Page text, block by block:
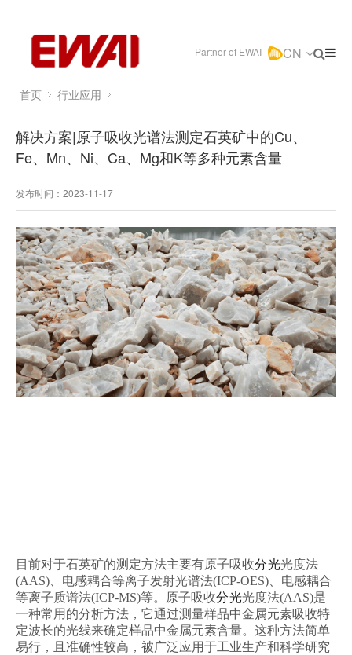
Partner of EWAI CN
首页 行业应用
解决方案|原子吸收光谱法测定石英矿中的Cu、
Fe、Mn、Ni、Ca、Mg和K等多种元素含量
发布时间：2023-11-17
目前对于石英矿的测定方法主要有原子吸收分光光度法
(AAS)、电感耦合等离子发射光谱法(ICP-OES)、电感耦合
等离子质谱法(ICP-MS)等。原子吸收分光光度法(AAS)是
一种常用的分析方法，它通过测量样品中金属元素吸收特
定波长的光线来确定样品中金属元素含量。这种方法简单
易行，且准确性较高，被广泛应用于工业生产和科学研究